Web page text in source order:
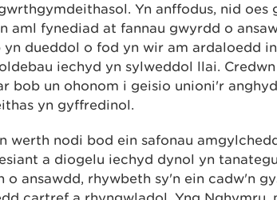
Yn anffodus, nid oes
aml fynediad at fannau gwyrdd o
dueddol o fod yn wir am ardaloedd
iechyd yn sylweddol llai.
bob un ohonom i geisio unioni'r
yn gyffredinol.
werth nodi bod ein safonau
a diogelu iechyd dynol yn
o ansawdd, rhywbeth sy'n ein cadw'n